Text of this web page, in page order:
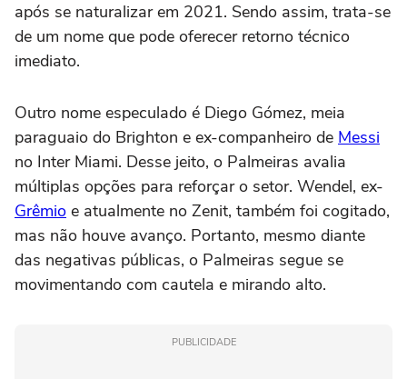
após se naturalizar em 2021. Sendo assim, trata-se
de um nome que pode oferecer retorno técnico
imediato.
Outro nome especulado é Diego Gómez, meia
paraguaio do Brighton e ex-companheiro de Messi
no Inter Miami. Desse jeito, o Palmeiras avalia
múltiplas opções para reforçar o setor. Wendel, ex-
Grêmio e atualmente no Zenit, também foi cogitado,
mas não houve avanço. Portanto, mesmo diante
das negativas públicas, o Palmeiras segue se
movimentando com cautela e mirando alto.
PUBLICIDADE